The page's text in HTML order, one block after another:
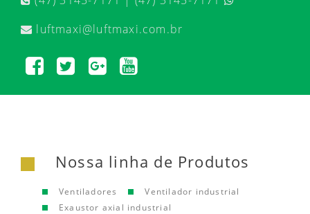
luftmaxi@luftmaxi.com.br
Nossa linha de Produtos
Ventiladores
Ventilador industrial
Exaustor axial industrial